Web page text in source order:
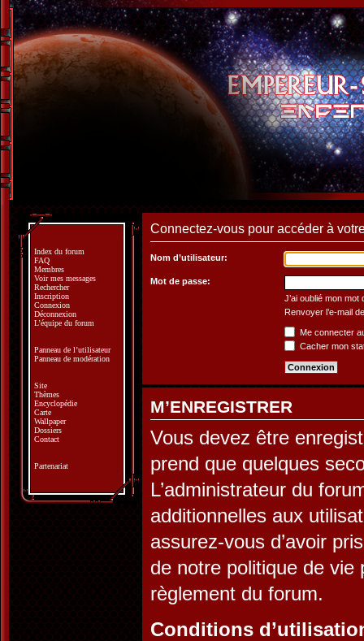
Connectez-vous pour accéder à
Nom d’utilisateur:
Mot de passe:
J’ai oublié mon mot
Renvoyer l’e-mail
Me connecter
Cacher mon
M’ENREGISTRER
Vous devez être
prend que quelques
L’administrateur du
additionnelles aux
assurez-vous d’avoir
de notre politique de vie
règlement du forum.
Conditions
Index du forum
FAQ
Membres
Voir mes messages
Rechercher
Inscription
Connexion
Déconnexion
L’équipe du forum
Panneau de l’utilisateur
Panneau de modération
Site
Thèmes
Encyclopédie
Carte
Wallpaper
Dossiers
Contact
Partenariat